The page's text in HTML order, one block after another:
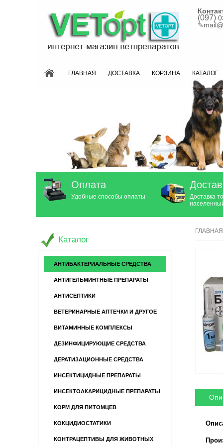
(097)
✎
ГЛАВНАЯ ДОСТАВКА КОРЗИНА КАТАЛОГ
Оплата
Удобные способы оплаты
Доставка
ГЛАВНАЯ
Каталог
АНТИБАКТЕРИАЛЬНЫЕ СРЕДСТВА
АНТИГЕЛЬМИНТНЫЕ ПРЕПАРАТЫ
АНТИСЕПТИКИ
ВЕТЕРИНАРНЫЕ АПТЕЧКИ И ДРУГОЕ
ВИТАМИННЫЕ КОМПЛЕКСЫ
ДЕЗИНФИЦИРУЮЩИЕ СРЕДСТВА
ДЕРАТИЗАЦИОННЫЕ СРЕДСТВА
ИНСЕКТИЦИДНЫЕ ПРЕПАРАТЫ
ИНСЕКТОАКАРИЦИДНЫЕ ПРЕПАРАТЫ
КОРМ ДЛЯ ПИТОМЦЕВ
КОКЦИДИОСТАТИКИ
КОНТРАЦЕПТИВЫ ДЛЯ ЖИВОТНЫХ